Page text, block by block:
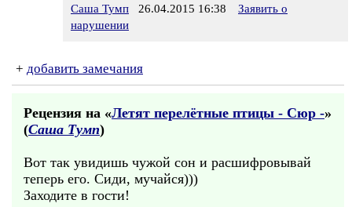
Саша Тумп 26.04.2015 16:38
Заявить о
нарушении
+ добавить замечания
Рецензия на «Летят перелётные птицы - Сюр -»
(Саша Тумп)
Вот так увидишь чужой сон и расшифровывай
теперь его. Сиди, мучайся)))
Заходите в гости!